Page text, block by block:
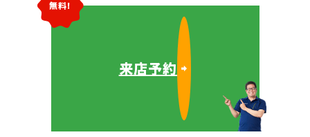
無料!
来店予約